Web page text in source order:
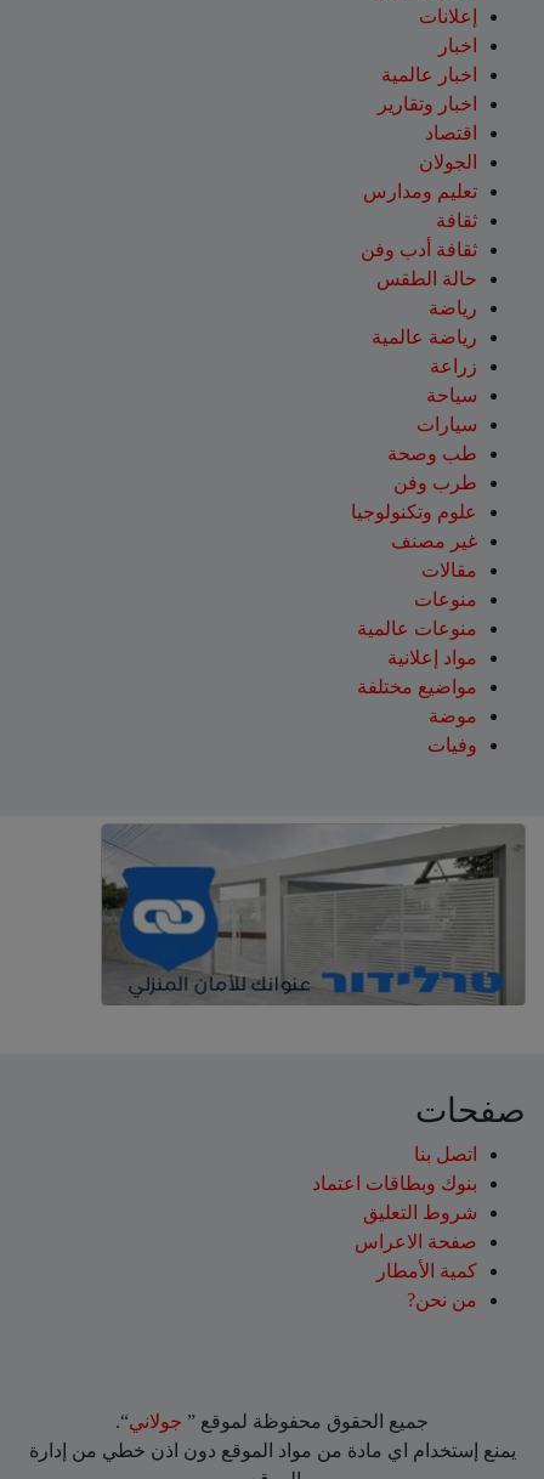
إعلانات
اخبار
اخبار عالمية
اخبار وتقارير
اقتصاد
الجولان
تعليم ومدارس
ثقافة
ثقافة أدب وفن
حالة الطقس
رياضة
رياضة عالمية
زراعة
سياحة
سيارات
طب وصحة
طرب وفن
علوم وتكنولوجيا
غير مصنف
مقالات
منوعات
منوعات عالمية
مواد إعلانية
مواضيع مختلفة
موضة
وفيات
صفحات
اتصل بنا
بنوك وبطاقات اعتماد
شروط التعليق‎
صفحة الاعراس
كمية الأمطار
من نحن?
جميع الحقوق محفوظة لموقع ” جولاني“.
يمنع إستخدام اي مادة من مواد الموقع دون اذن خطي من إدارة